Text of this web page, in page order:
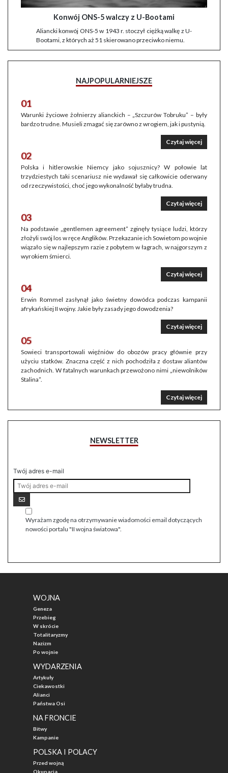
Konwój ONS-5 walczy z U-Bootami
Aliancki konwój ONS-5 w 1943 r. stoczył ciężką walkę z U-
Bootami, z których aż 51 skierowano przeciwko niemu.
NAJPOPULARNIEJSZE
01
Warunki życiowe żołnierzy alianckich – „Szczurów Tobruku” – były
bardzo trudne. Musieli zmagać się zarówno z wrogiem, jak i pustynią.
Czytaj więcej
02
Polska i hitlerowskie Niemcy jako sojusznicy? W połowie lat
trzydziestych taki scenariusz nie wydawał się całkowicie oderwany
od rzeczywistości, choć jego wykonalność byłaby trudna.
Czytaj więcej
03
Na podstawie „gentlemen agreement” zginęły tysiące ludzi, którzy
złożyli swój los w ręce Anglików. Przekazanie ich Sowietom po wojnie
wiązało się w najlepszym razie z pobytem w łagrach, w najgorszym z
wyrokiem śmierci.
Czytaj więcej
04
Erwin Rommel zasłynął jako świetny dowódca podczas kampanii
afrykańskiej II wojny. Jakie były zasady jego dowodzenia?
Czytaj więcej
05
Sowieci transportowali więźniów do obozów pracy głównie przy
użyciu statków. Znaczna część z nich pochodziła z dostaw aliantów
zachodnich. W fatalnych warunkach przewożono nimi „niewolników
Stalina”.
Czytaj więcej
NEWSLETTER
Twój adres e-mail
Wyrażam zgodę na otrzymywanie wiadomości email dotyczących
nowości portalu "II wojna światowa".
WOJNA
Geneza
Przebieg
W skrócie
Totalitaryzmy
Nazizm
Po wojnie
WYDARZENIA
Artykuły
Ciekawostki
Alianci
Państwa Osi
NA FRONCIE
Bitwy
Kampanie
POLSKA I POLACY
Przed wojną
Okupacja